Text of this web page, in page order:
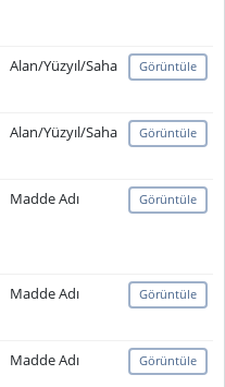
Alan/Yüzyıl/Saha Görüntüle
Alan/Yüzyıl/Saha Görüntüle
Madde Adı Görüntüle
Madde Adı Görüntüle
Madde Adı Görüntüle